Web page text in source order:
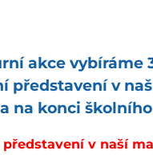
akce vybíráme
představení v
na konci
v naší